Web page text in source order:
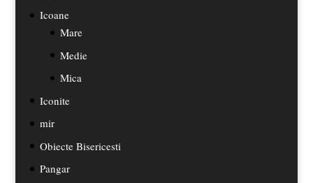
Icoane
Mare
Medie
Mica
Iconite
mir
Obiecte Bisericesti
Pangar